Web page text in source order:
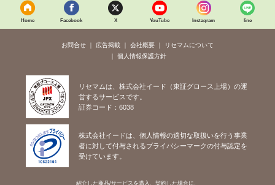
Home Facebook X YouTube Instagram line
お問合せ 広告掲載 会社概要
リセマムについて
個人情報保護方針
リセマムは、株式会社イード（東証グロース上場）の運
営するサービスです。
証券コード：6038
株式会社イードは、個人情報の適切な取扱いを行う事業
者に対して付与されるプライバシーマークの付与認定を
受けています。
紹介した商品/サービスを購入、契約した場合に、